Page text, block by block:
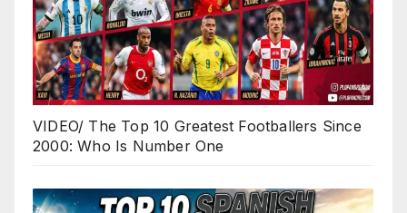
VIDEO/ The Top 10 Greatest Footballers Since
2000: Who Is Number One